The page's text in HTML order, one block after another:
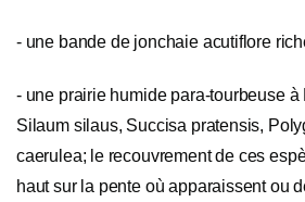
- une bande de jonchaie acutiflore
- une prairie humide para-tourbeuse
Silaum silaus, Succisa pratensis,
caerulea; le recouvrement de ces
haut sur la pente où apparaissent ou